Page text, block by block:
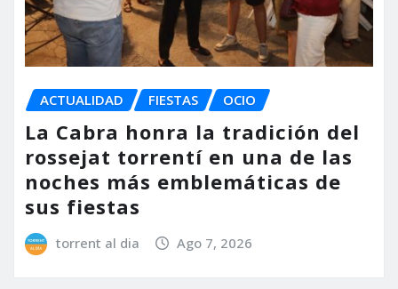
ACTUALIDAD FIESTAS OCIO
La Cabra honra la tradición del
rossejat torrentí en una de las
noches más emblemáticas de
sus fiestas
torrent al dia Ago 7, 2026